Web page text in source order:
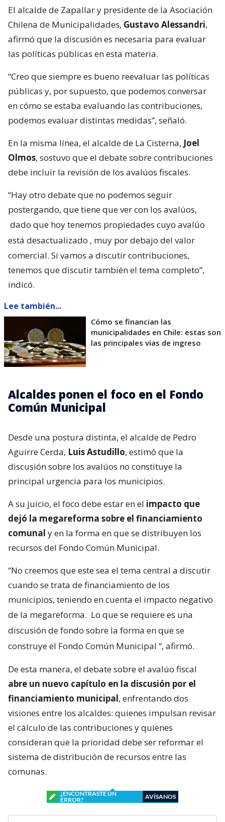
El alcalde de Zapallar y presidente de la Asociación
Chilena de Municipalidades, Gustavo Alessandri,
afirmó que la discusión es necesaria para evaluar
las políticas públicas en esta materia.
“Creo que siempre es bueno reevaluar las políticas
públicas y, por supuesto, que podemos conversar
en cómo se estaba evaluando las contribuciones,
podemos evaluar distintas medidas”, señaló.
En la misma línea, el alcalde de La Cisterna, Joel
Olmos, sostuvo que el debate sobre contribuciones
debe incluir la revisión de los avalúos fiscales.
“Hay otro debate que no podemos seguir
postergando, que tiene que ver con los avalúos,
dado que hoy tenemos propiedades cuyo avalúo
está desactualizado , muy por debajo del valor
comercial. Si vamos a discutir contribuciones,
tenemos que discutir también el tema completo”,
indicó.
Lee también...
Cómo se financian las
municipalidades en Chile: estas son
las principales vías de ingreso
Alcaldes ponen el foco en el Fondo
Común Municipal
Desde una postura distinta, el alcalde de Pedro
Aguirre Cerda, Luis Astudillo, estimó que la
discusión sobre los avalúos no constituye la
principal urgencia para los municipios.
A su juicio, el foco debe estar en el impacto que
dejó la megareforma sobre el financiamiento
comunal y en la forma en que se distribuyen los
recursos del Fondo Común Municipal.
“No creemos que este sea el tema central a discutir
cuando se trata de financiamiento de los
municipios, teniendo en cuenta el impacto negativo
de la megareforma. Lo que se requiere es una
discusión de fondo sobre la forma en que se
construye el Fondo Común Municipal “, afirmó.
De esta manera, el debate sobre el avalúo fiscal
abre un nuevo capítulo en la discusión por el
financiamiento municipal, enfrentando dos
visiones entre los alcaldes: quienes impulsan revisar
el cálculo de las contribuciones y quienes
consideran que la prioridad debe ser reformar el
sistema de distribución de recursos entre las
comunas.
¿ENCONTRASTE UN
ERROR?
AVÍSANOS